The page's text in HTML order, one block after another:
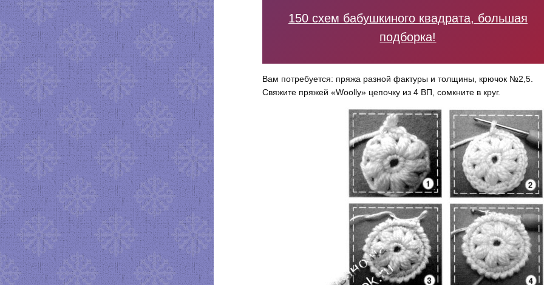
150 схем бабушкиного квадрата, большая
подборка!
Вам потребуется: пряжа разной фактуры и толщины, крючок №2,5.
Свяжите пряжей «Woolly» цепочку из 4 ВП, сомкните в круг.